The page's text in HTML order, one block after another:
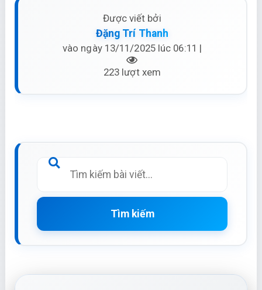
Được viết bởi
Đặng Trí Thanh
vào ngày 13/11/2025 lúc 06:11 |
223 lượt xem
Tìm kiếm